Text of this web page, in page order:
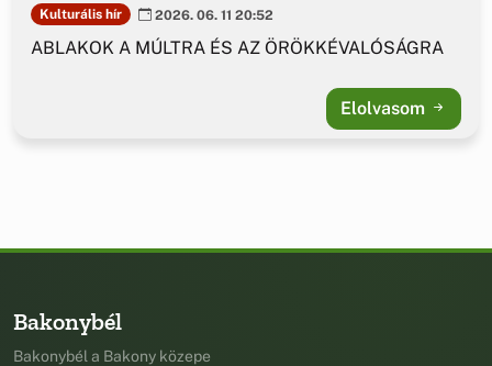
Kulturális hír 2026. 06. 11 20:52
ABLAKOK A MÚLTRA ÉS AZ ÖRÖKKÉVALÓSÁGRA
Elolvasom
Bakonybél
Bakonybél a Bakony közepe